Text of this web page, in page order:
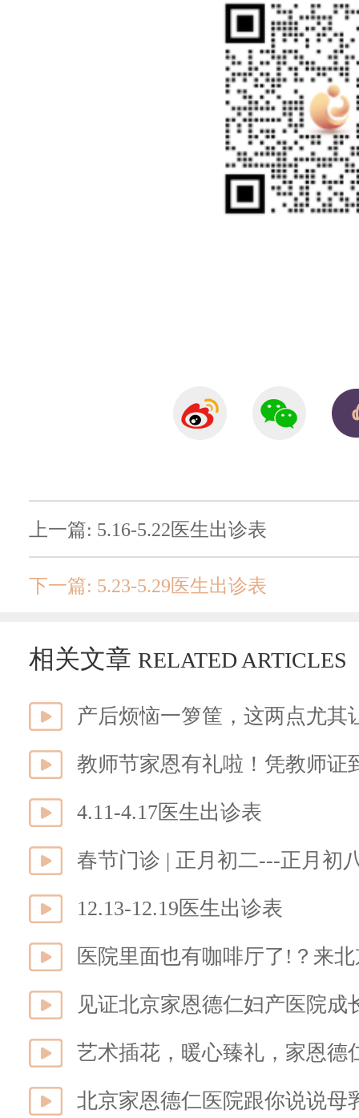
上一篇: 5.16-5.22医生出诊表
下一篇: 5.23-5.29医生出诊表
相关文章 RELATED ARTICLES
产后烦恼一箩筐，这两点尤其
教师节家恩有礼啦！凭教师证
4.11-4.17医生出诊表
春节门诊 | 正月初二---正月初
12.13-12.19医生出诊表
医院里面也有咖啡厅了!？来
见证北京家恩德仁妇产医院成
艺术插花，暖心臻礼，家恩德
北京家恩德仁医院跟你说说母